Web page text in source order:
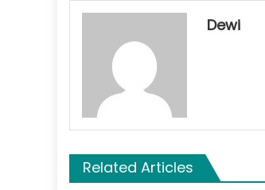
Dewi
Related Articles